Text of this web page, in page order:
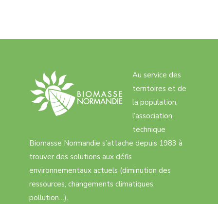
Au service des
territoires et de
la population,
l’association
technique
Biomasse Normandie s’attache depuis 1983 à
trouver des solutions aux défis
environnementaux actuels (diminution des
ressources, changements climatiques,
pollution…).